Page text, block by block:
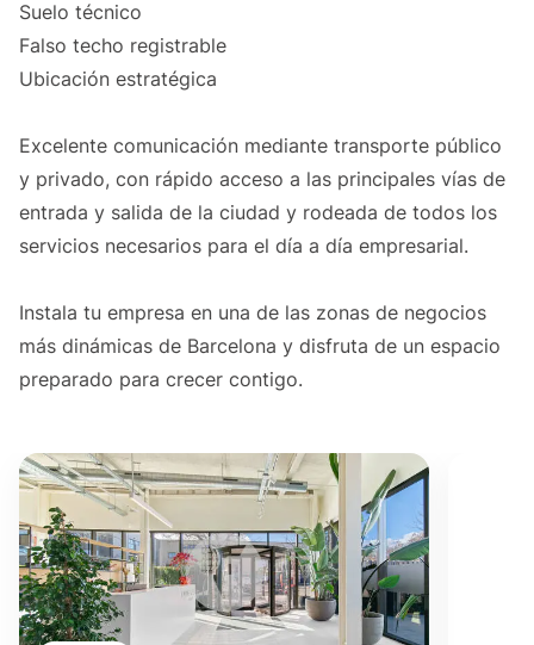
Suelo técnico
Falso techo registrable
Ubicación estratégica
Excelente comunicación mediante transporte público
y privado, con rápido acceso a las principales vías de
entrada y salida de la ciudad y rodeada de todos los
servicios necesarios para el día a día empresarial.
Instala tu empresa en una de las zonas de negocios
más dinámicas de Barcelona y disfruta de un espacio
preparado para crecer contigo.